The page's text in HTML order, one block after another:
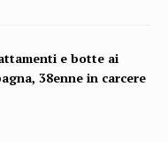
e botte ai
38enne in carcere